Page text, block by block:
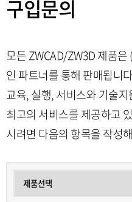
구입문의
모든 ZWCAD/ZW3D 제품
인 파트너를 통해 판매됩니
교육, 실행, 서비스와 기술
최고의 서비스를 제공하고
시려면 다음의 항목을 작성